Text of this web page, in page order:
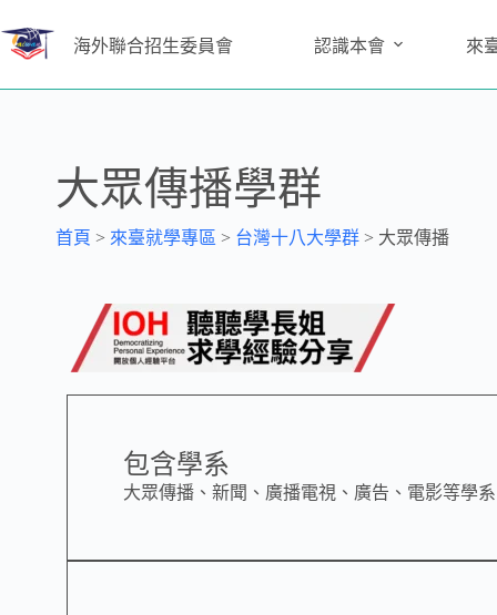
海外聯合招生委員會 認識本會 來
大眾傳播學群
首頁 > 來臺就學專區 > 台灣十八大學群 > 大眾傳播
包含學系
大眾傳播、新聞、廣播電視、廣告、電影等學系